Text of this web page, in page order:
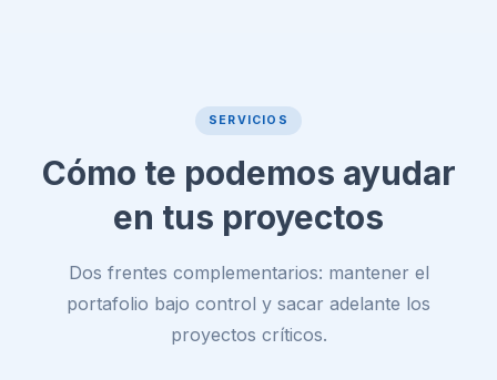
SERVICIOS
Cómo te podemos ayudar
en tus proyectos
Dos frentes complementarios: mantener el
portafolio bajo control y sacar adelante los
proyectos críticos.